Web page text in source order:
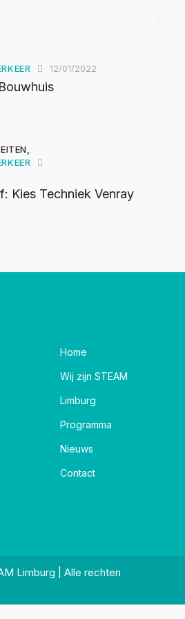
12/01/2022
Kies Techniek Venray
Home
Wij zijn STEAM
Limburg
Programma
Nieuws
Contact
Limburg | Alle rechten